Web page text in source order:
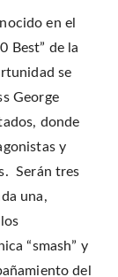
en el
Best” de la
se
George
donde
y
Serán tres
una,
“smash” y
del